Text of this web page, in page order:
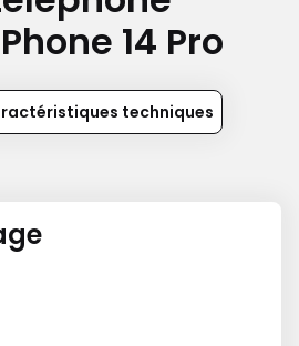
14 Pro
techniques